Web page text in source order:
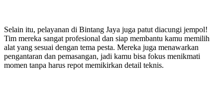
Selain itu, pelayanan di Bintang Jaya juga patut diacungi jempol!
Tim mereka sangat profesional dan siap membantu kamu memilih
alat yang sesuai dengan tema pesta. Mereka juga menawarkan
pengantaran dan pemasangan, jadi kamu bisa fokus menikmati
momen tanpa harus repot memikirkan detail teknis.